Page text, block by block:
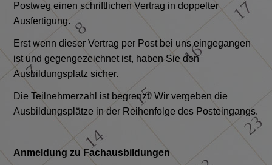
Postweg einen schriftlichen Vertrag in doppelter
Ausfertigung.
Erst wenn dieser Vertrag per Post bei uns eingegangen
ist und gegengezeichnet ist, haben Sie den
Ausbildungsplatz sicher.
Die Teilnehmerzahl ist begrenzt. Wir vergeben die
Ausbildungsplätze in der Reihenfolge des Posteingangs.
Anmeldung zu Fachausbildungen